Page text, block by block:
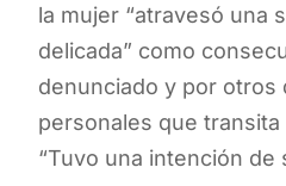
la mujer “atravesó una
delicada” como
denunciado y por otros
personales que
“Tuvo una intención de